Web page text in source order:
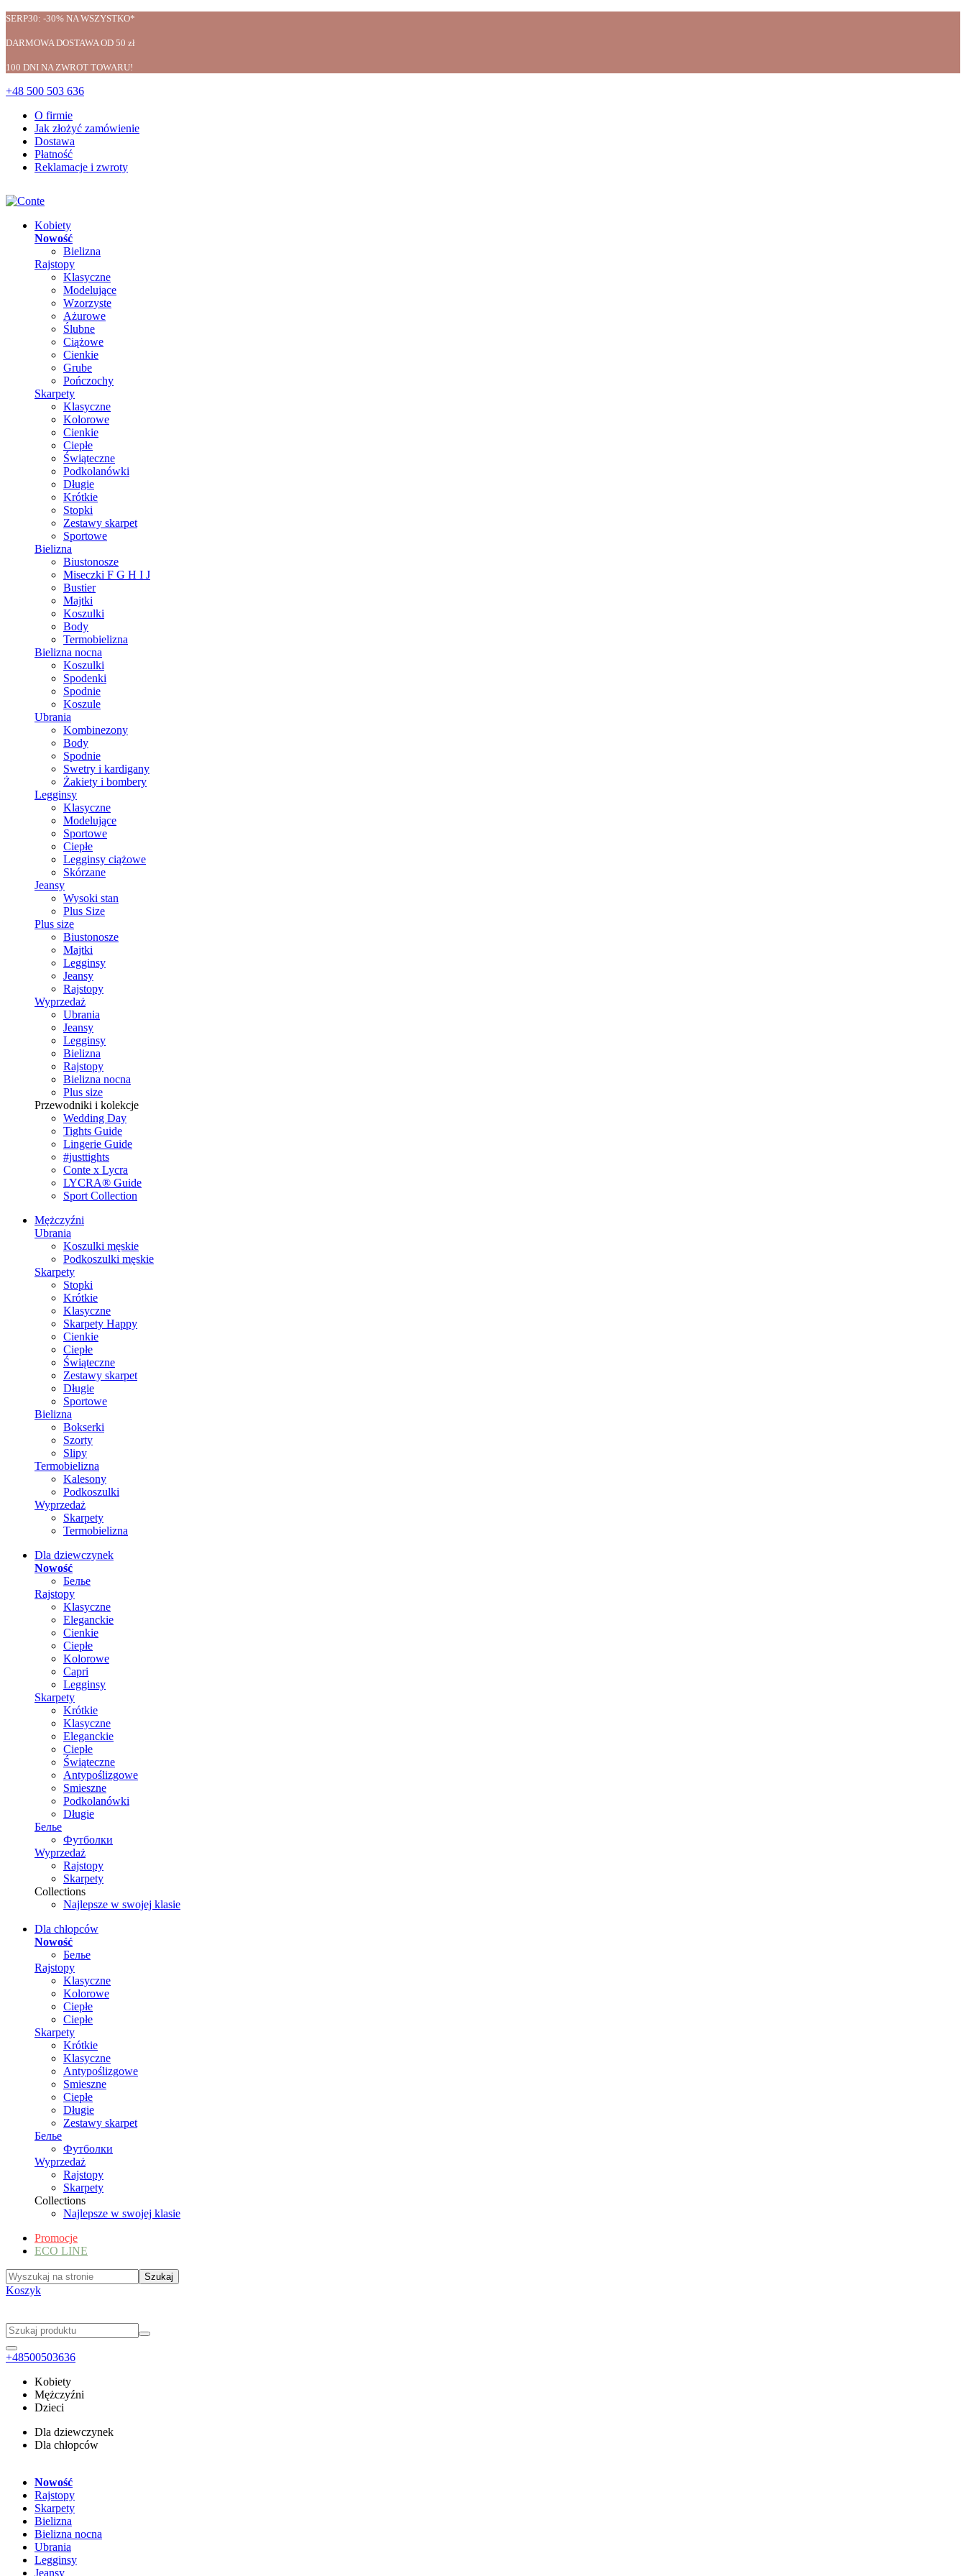
SERP30: -30% NA WSZYSTKO*
DARMOWA DOSTAWA OD 50 zł
100 DNI NA ZWROT TOWARU!
+48 500 503 636
O firmie
Jak złożyć zamówienie
Dostawa
Płatność
Reklamacje i zwroty
Kobiety
Nowość
Bielizna
Rajstopy
Klasyczne
Modelujące
Wzorzyste
Ażurowe
Ślubne
Ciążowe
Cienkie
Grube
Pończochy
Skarpety
Klasyczne
Kolorowe
Cienkie
Ciepłe
Świąteczne
Podkolanówki
Długie
Krótkie
Stopki
Zestawy skarpet
Sportowe
Bielizna
Biustonosze
Miseczki F G H I J
Bustier
Majtki
Koszulki
Body
Termobielizna
Bielizna nocna
Koszulki
Spodenki
Spodnie
Koszule
Ubrania
Kombinezony
Body
Spodnie
Swetry i kardigany
Żakiety i bombery
Legginsy
Klasyczne
Modelujące
Sportowe
Ciepłe
Legginsy ciążowe
Skórzane
Jeansy
Wysoki stan
Plus Size
Plus size
Biustonosze
Majtki
Legginsy
Jeansy
Rajstopy
Wyprzedaż
Ubrania
Jeansy
Legginsy
Bielizna
Rajstopy
Bielizna nocna
Plus size
Przewodniki i kolekcje
Wedding Day
Tights Guide
Lingerie Guide
#justtights
Conte x Lycra
LYCRA® Guide
Sport Сollection
Mężczyźni
Ubrania
Koszulki męskie
Podkoszulki męskie
Skarpety
Stopki
Krótkie
Klasyczne
Skarpety Happy
Cienkie
Ciepłe
Świąteczne
Zestawy skarpet
Długie
Sportowe
Bielizna
Bokserki
Szorty
Slipy
Termobielizna
Kalesony
Podkoszulki
Wyprzedaż
Skarpety
Termobielizna
Dla dziewczynek
Nowość
Белье
Rajstopy
Klasyczne
Eleganckie
Cienkie
Ciepłe
Kolorowe
Capri
Legginsy
Skarpety
Krótkie
Klasyczne
Eleganckie
Ciepłe
Świąteczne
Antypoślizgowe
Smieszne
Podkolanówki
Długie
Белье
Футболки
Wyprzedaż
Rajstopy
Skarpety
Collections
Najlepsze w swojej klasie
Dla chłopców
Nowość
Белье
Rajstopy
Klasyczne
Kolorowe
Ciepłe
Ciepłe
Skarpety
Krótkie
Klasyczne
Antypoślizgowe
Smieszne
Ciepłe
Długie
Zestawy skarpet
Белье
Футболки
Wyprzedaż
Rajstopy
Skarpety
Collections
Najlepsze w swojej klasie
Promocje
ECO LINE
Koszyk
+48500503636
Kobiety
Mężczyźni
Dzieci
Dla dziewczynek
Dla chłopców
Nowość
Rajstopy
Skarpety
Bielizna
Bielizna nocna
Ubrania
Legginsy
Jeansy